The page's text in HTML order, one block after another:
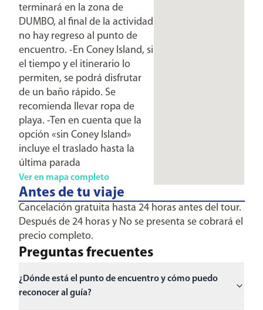
terminará en la zona de
DUMBO, al final de la actividad
no hay regreso al punto de
encuentro. -En Coney Island, si
el tiempo y el itinerario lo
permiten, se podrá disfrutar
de un baño rápido. Se
recomienda llevar ropa de
playa. -Ten en cuenta que la
opción «sin Coney Island»
incluye el traslado hasta la
última parada
Ver en mapa completo
Antes de tu viaje
Cancelación gratuita hasta 24 horas antes del tour.
Después de 24 horas y No se presenta se cobrará el
precio completo.
Preguntas frecuentes
¿Dónde está el punto de encuentro y cómo puedo
reconocer al guía?